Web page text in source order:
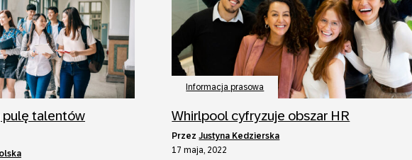
pulę talentów
Informacja prasowa
Whirlpool cyfryzuje obszar HR
przezJustyna Kedzierska
17 maja, 2022